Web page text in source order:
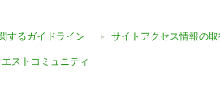
するガイドライン サイトアクセス情報の
エストコミュニティ